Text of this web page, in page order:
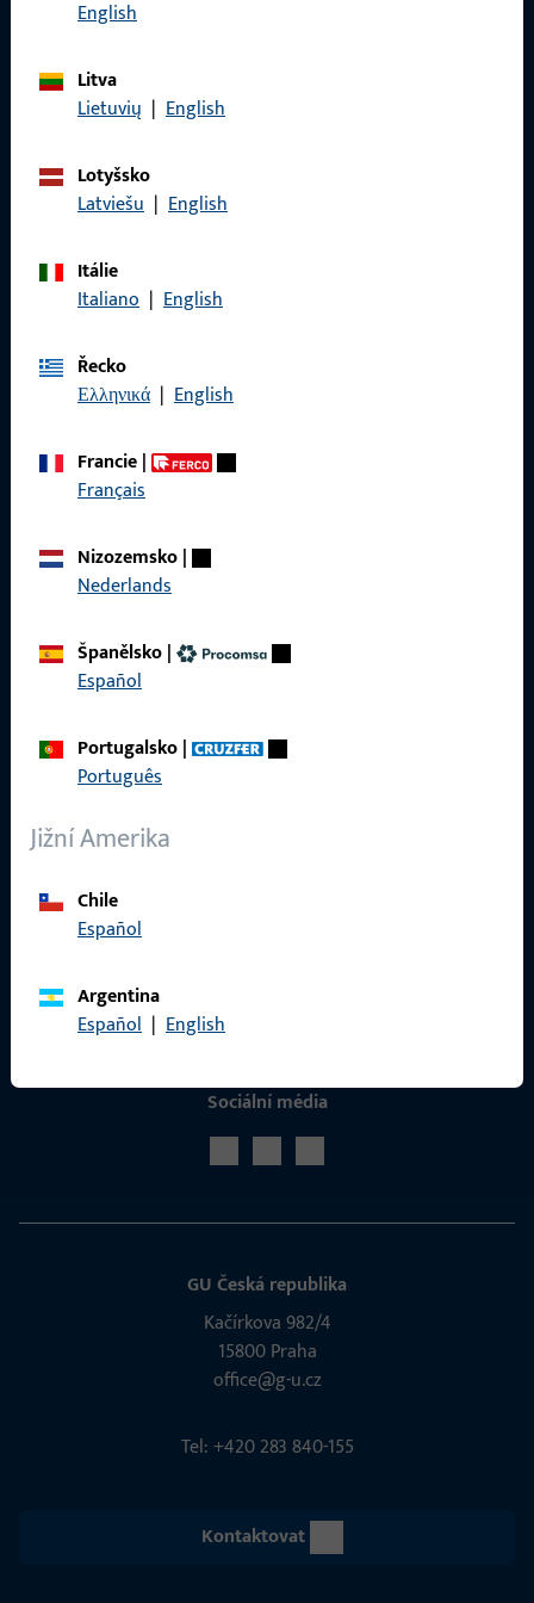
English
Litva
Lietuvių | English
Lotyšsko
Latviešu | English
Itálie
Italiano | English
Řecko
Ελληνικά | English
Francie|
Français
Nizozemsko|
Nederlands
Španělsko|
Español
Portugalsko|
Português
Jižní Amerika
Chile
Español
Argentina
Español | English
Právní informace
Sociální média
GU Česká republika
Kačírkova 982/4
15800 Praha
office@g-u.cz
Tel: +420 283 840-155
Kontaktovat